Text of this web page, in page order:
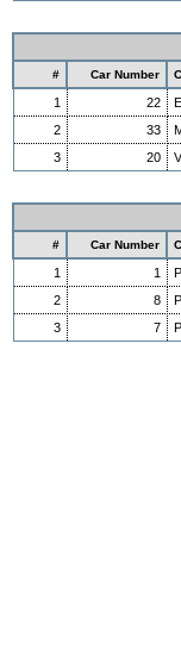
# Car Number
1 22
2
33
3
20
# Car Number
1 1
2
8
3
7